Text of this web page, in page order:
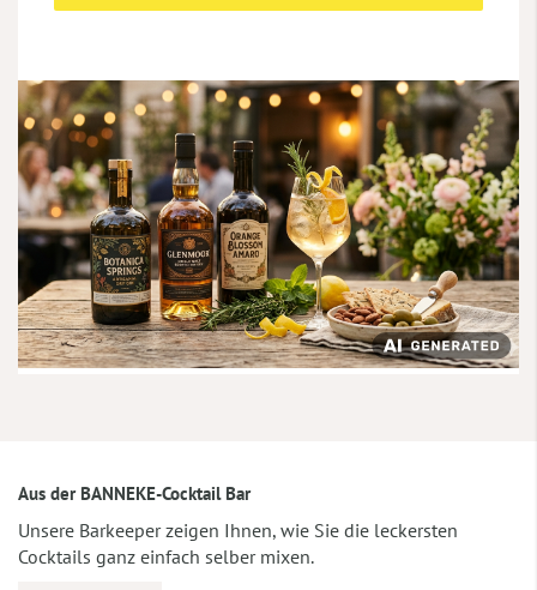
Aus der BANNEKE-Cocktail Bar
Unsere Barkeeper zeigen Ihnen, wie Sie die leckersten
Cocktails ganz einfach selber mixen.